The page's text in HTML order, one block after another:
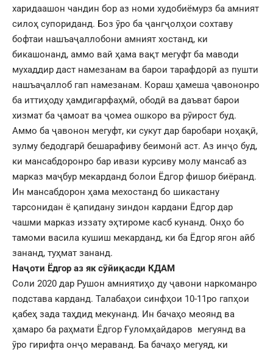
харидаашон чандин бор аз номи худобиёмурз ба амният
силоҳ супориданд. Боз ӯро ба ҷангҷолҳои сохтаву
бофтаи нашъаҷаллобони амният хостанд, ки
бикашонанд, аммо вай ҳама вақт мегуфт ба маводи
мухаддир даст намезанам ва барои тарафдорӣ аз пушти
нашъаҷаллоб гап намезанам. Кораш ҳамеша ҷавононро
ба иттиҳоду ҳамдигарфаҳмӣ, ободӣ ва даъват барои
хизмат ба ҷамоат ва ҷомеа ошкоро ва рӯирост буд.
Аммо ба ҷавонон мегуфт, ки сукут дар баробари ноҳақӣ,
зулму бедодгарӣ бешарафиву беимонӣ аст. Аз инҷо буд,
ки мансабдоронро бар ивази курсиву молу мансаб аз
марказ маҷбур мекарданд болои Ёдгор фишор биёранд.
Ин мансабдорон ҳама мехостанд бо шикастану
тарсонидан ё қапидану зиндон кардани Ёдгор дар
чашми марказ иззату эҳтироме касб кунанд. Онҳо бо
тамоми васила кушиш мекарданд, ки ба Ёдгор ягон айб
зананд, туҳмат зананд.
Наҷоти Ёдгор аз як сӯйиқасди КДАМ
Соли 2020 дар Рушон амниятиҳо ду ҷавони наркоманро
подстава карданд. Талабаҳои синфҳои 10-11ро гапҳои
қабеҳ зада таҳдид мекунанд. Ин бачаҳо меоянд ва
ҳамаро ба раҳмати Ёдгор Ғуломҳайдаров мегуянд ва
ӯро гирифта онҷо мераванд. Ба бачаҳо мегуяд, ки